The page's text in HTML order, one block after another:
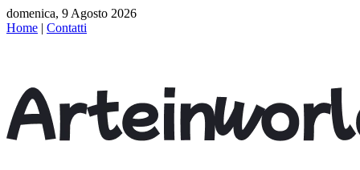
domenica, 9 Agosto 2026
Home | Contatti